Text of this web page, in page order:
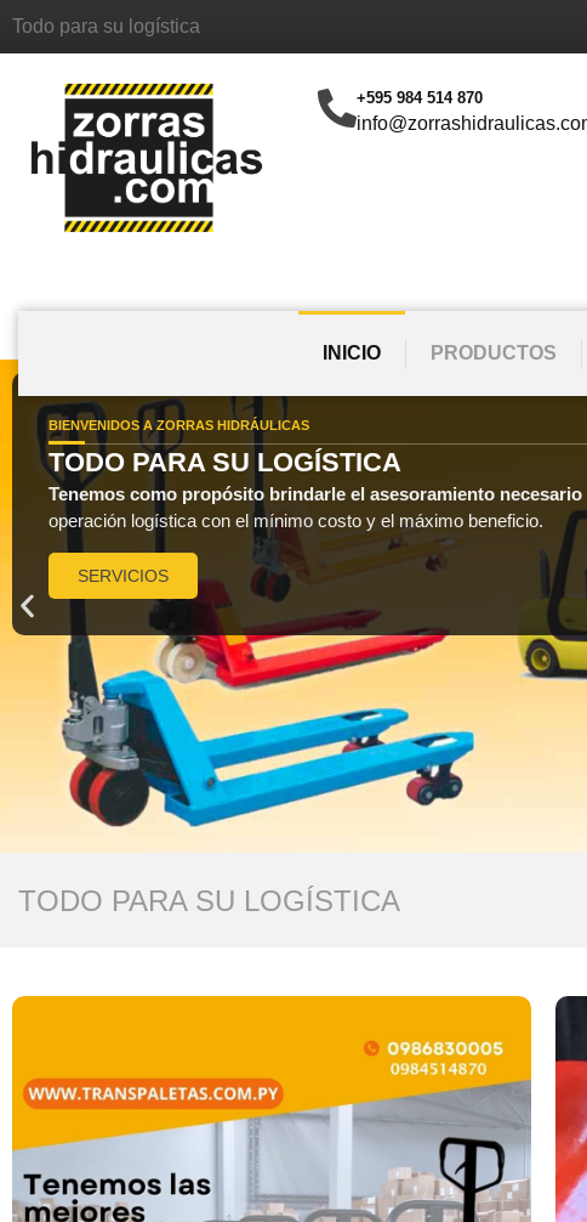
Todo para su logística
+595 984 514 870
INICIO PRODUCTOS
BIENVENIDOS A ZORRAS HIDRÁULICAS
TODO PARA SU LOGÍSTICA
Tenemos como propósito brindarle el asesoramiento necesario
operación logística con el mínimo costo y el máximo beneficio.
SERVICIOS
TODO PARA SU LOGÍSTICA